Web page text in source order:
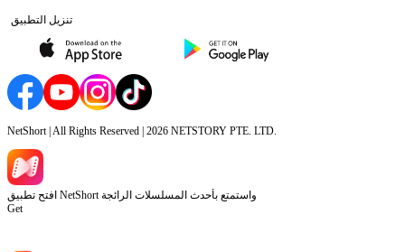
تنزيل التطبيق
NetShort | All Rights Reserved | 2026 NETSTORY PTE. LTD.
افتح تطبيق NetShort واستمتع بأحدث المسلسلات الرائجة
Get